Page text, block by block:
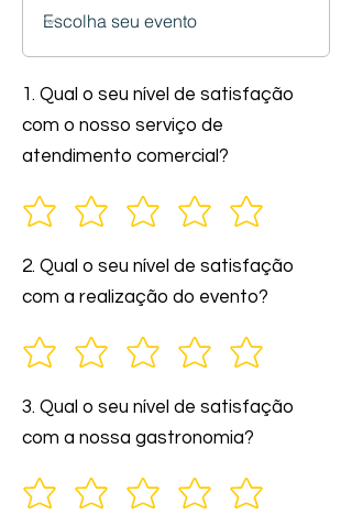
1. Qual o seu nível de satisfação
com o nosso serviço de
atendimento comercial?
2. Qual o seu nível de satisfação
com a realização do evento?
3. Qual o seu nível de satisfação
com a nossa gastronomia?